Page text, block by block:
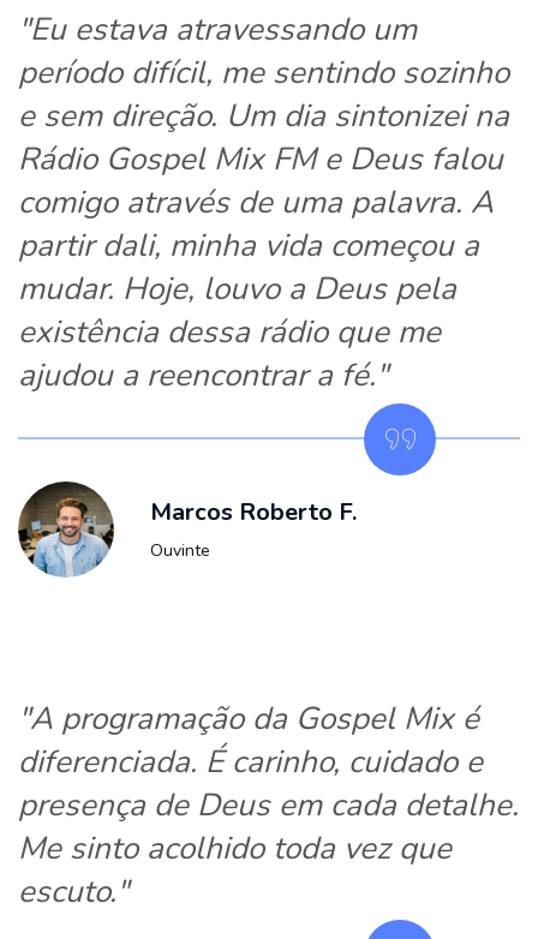
"Eu estava atravessando um
período difícil, me sentindo sozinho
e sem direção. Um dia sintonizei na
Rádio Gospel Mix FM e Deus falou
comigo através de uma palavra. A
partir dali, minha vida começou a
mudar. Hoje, louvo a Deus pela
existência dessa rádio que me
ajudou a reencontrar a fé."
Marcos Roberto F.
Ouvinte
"A programação da Gospel Mix é
diferenciada. É carinho, cuidado e
presença de Deus em cada detalhe.
Me sinto acolhido toda vez que
escuto."